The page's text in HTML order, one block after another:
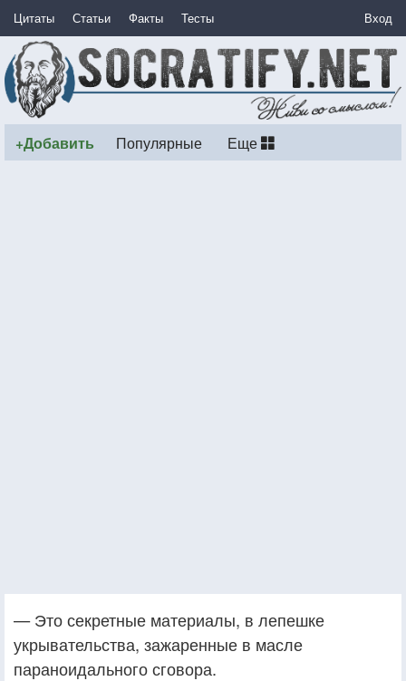
Цитаты Статьи Факты Тесты Вход
+Добавить Популярные Еще
— Это секретные материалы, в лепешке
укрывательства, зажаренные в масле
параноидального сговора.